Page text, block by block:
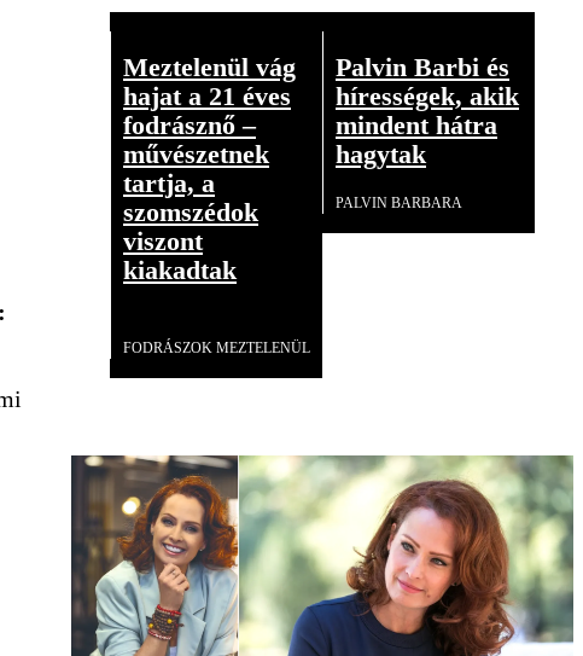
Meztelenül vág
hajat a 21 éves
fodrásznő –
művészetnek
tartja, a
szomszédok
viszont
kiakadtak
FODRÁSZOK MEZTELENÜL
Palvin Barbi és
hírességek, akik
mindent hátra
hagytak
PALVIN BARBARA